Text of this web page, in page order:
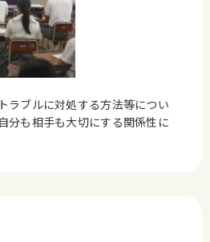
ラブルに対処する方法等につい
分も相手も大切にする関係性に